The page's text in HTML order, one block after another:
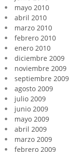
mayo 2010
abril 2010
marzo 2010
febrero 2010
enero 2010
diciembre 2009
noviembre 2009
septiembre 2009
agosto 2009
julio 2009
junio 2009
mayo 2009
abril 2009
marzo 2009
febrero 2009